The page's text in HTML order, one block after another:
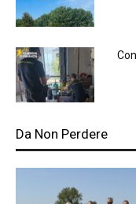
Da Non Perdere